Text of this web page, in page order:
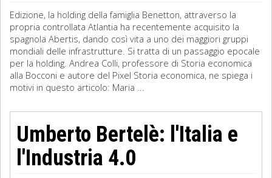
Edizione, la holding della famiglia Benetton, attraverso la
propria controllata Atlantia ha recentemente acquisito la
spagnola Abertis, dando così vita a uno dei maggiori gruppi
mondiali delle infrastrutture. Si tratta di un passaggio epocale
per la holding. Andrea Colli, professore di Storia economica
alla Bocconi e autore del Pixel Storia economica, ne spiega i
motivi in questo articolo: Maria ...
Umberto Bertelè: l'Italia e
l'Industria 4.0